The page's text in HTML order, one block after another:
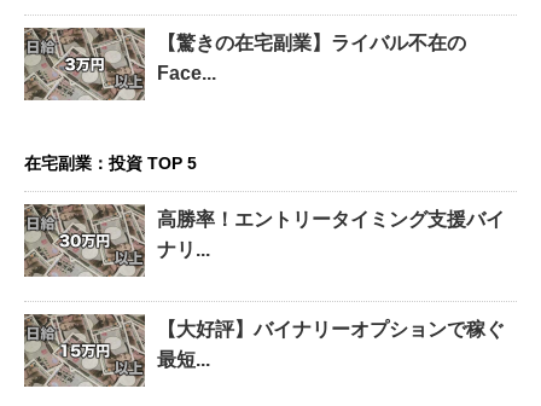
【驚きの在宅副業】ライバル不在の
Face...
在宅副業：投資 TOP 5
高勝率！エントリータイミング支援バイ
ナリ...
【大好評】バイナリーオプションで稼ぐ
最短...